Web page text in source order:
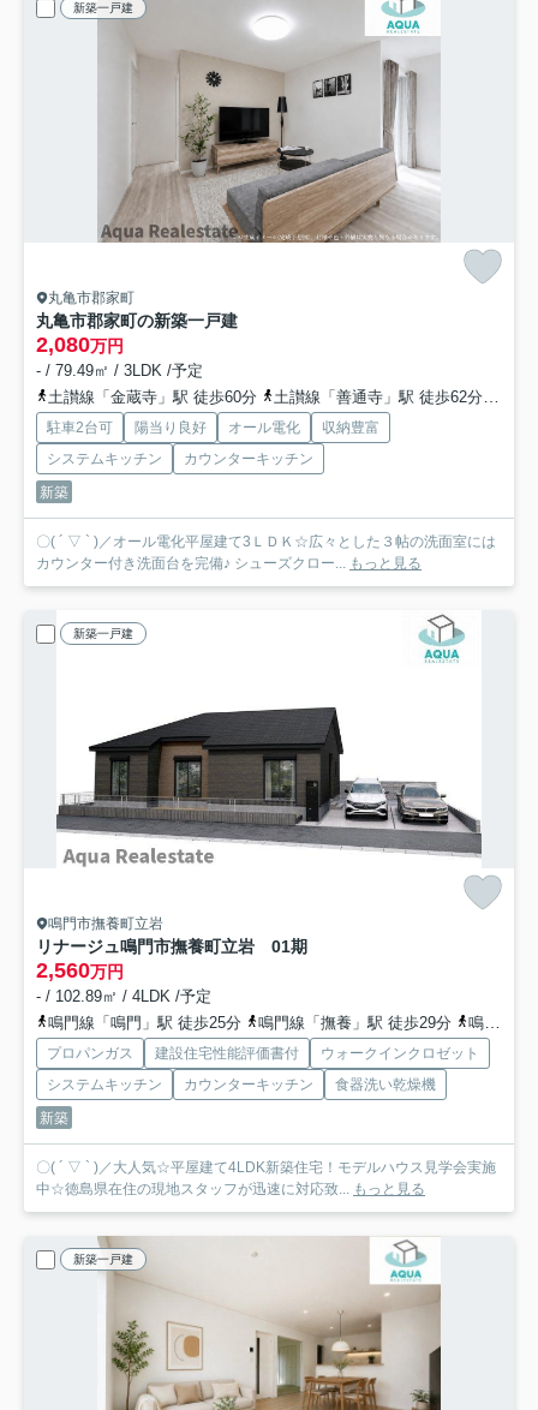
新築一戸建
丸亀市郡家町
丸亀市郡家町の新築一戸建
2,080万円
- / 79.49㎡ / 3LDK /予定
土讃線「金蔵寺」駅 徒歩60分
土讃線「善通寺」駅 徒歩62分
駐車2台可 陽当り良好 オール電化
収納豊富
システムキッチン
カウンターキッチン
新築
〇( ´ ▽ ` )／オール電化平屋建て3ＬＤＫ☆広々とした３帖の洗面室には
カウンター付き洗面台を完備♪ シューズクロー... もっと見る
新築一戸建
鳴門市撫養町立岩
リナージュ鳴門市撫養町立岩 01期
2,560万円
- / 102.89㎡ / 4LDK /予定
鳴門線「鳴門」駅 徒歩25分
鳴門線「撫養」駅 徒歩29分 鳴門線「金比羅前」駅 徒歩47分
プロパンガス 建設住宅性能評価書付
ウォークインクロゼット
システムキッチン
カウンターキッチン
食器洗い乾燥機
新築
〇( ´ ▽ ` )／大人気☆平屋建て4LDK新築住宅！モデルハウス見学会実施
中☆徳島県在住の現地スタッフが迅速に対応致... もっと見る
新築一戸建